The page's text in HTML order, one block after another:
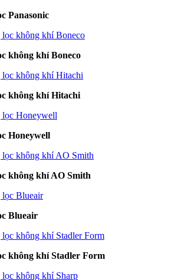
Panasonic
không khí Boneco
không khí Hitachi
Honeywell
không khí AO Smith
Blueair
không khí Stadler Form